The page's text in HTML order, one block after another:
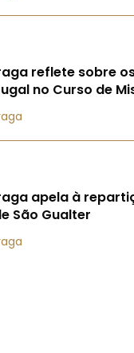
reflete sobre
no Curso de
apela à
São Gualter